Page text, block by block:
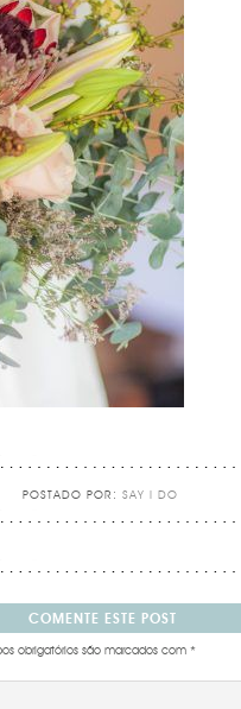
POSTADO POR: SAY I DO
COMENTE ESTE POST
obrigatórios são marcados com *